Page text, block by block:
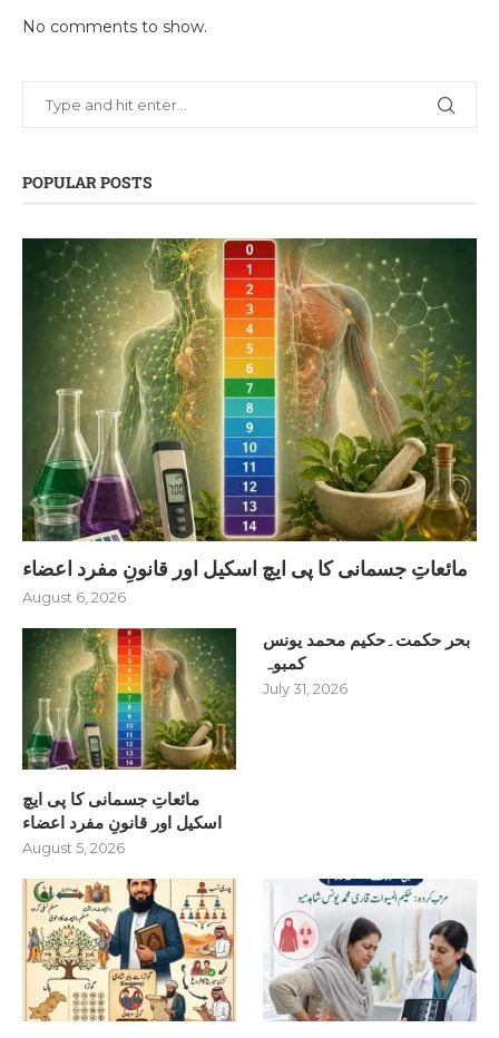
No comments to show.
POPULAR POSTS
مائعاتِ جسمانی کا پی ایچ اسکیل اور قانونِ مفرد اعضاء
August 6, 2026
مائعاتِ جسمانی کا پی ایچ
اسکیل اور قانونِ مفرد اعضاء
August 5, 2026
بحر حکمت۔حکیم محمد یونس
کمبوہ
July 31, 2026